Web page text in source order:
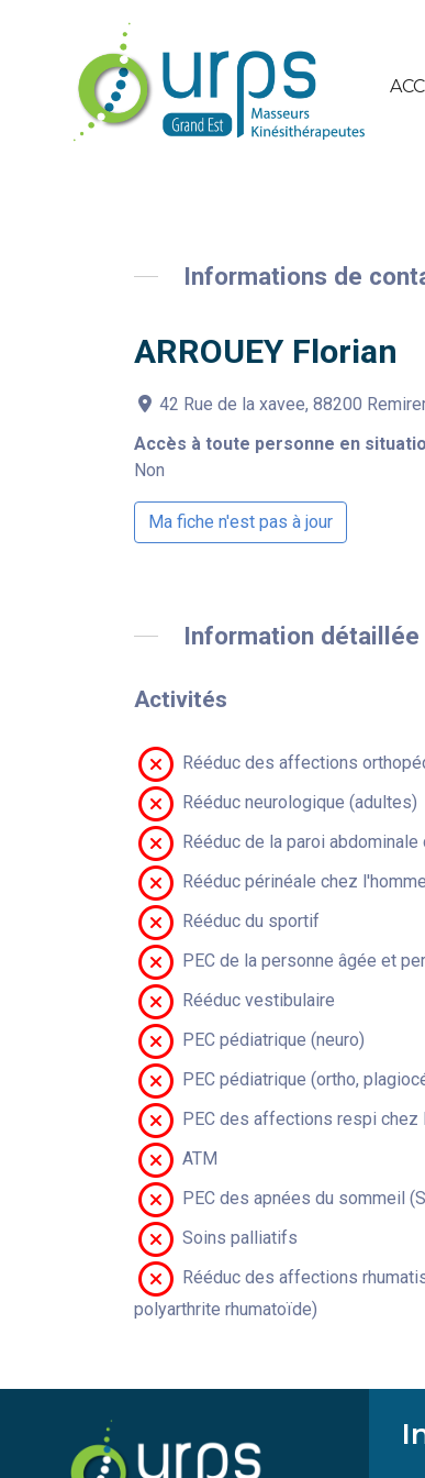
Informations de
ARROUEY Florian
42 Rue de la xavee, 88200
Accès à toute personne en
Non
Ma fiche n'est pas à jour
Information détaillée
Activités
Rééduc des affections
Rééduc neurologique (adultes)
Rééduc de la paroi
Rééduc périnéale chez l'homme
Rééduc du sportif
PEC de la personne âgée et
Rééduc vestibulaire
PEC pédiatrique (neuro)
PEC pédiatrique (ortho,
PEC des affections respi chez
ATM
PEC des apnées du sommeil
Soins palliatifs
Rééduc des affections
polyarthrite rhumatoïde)